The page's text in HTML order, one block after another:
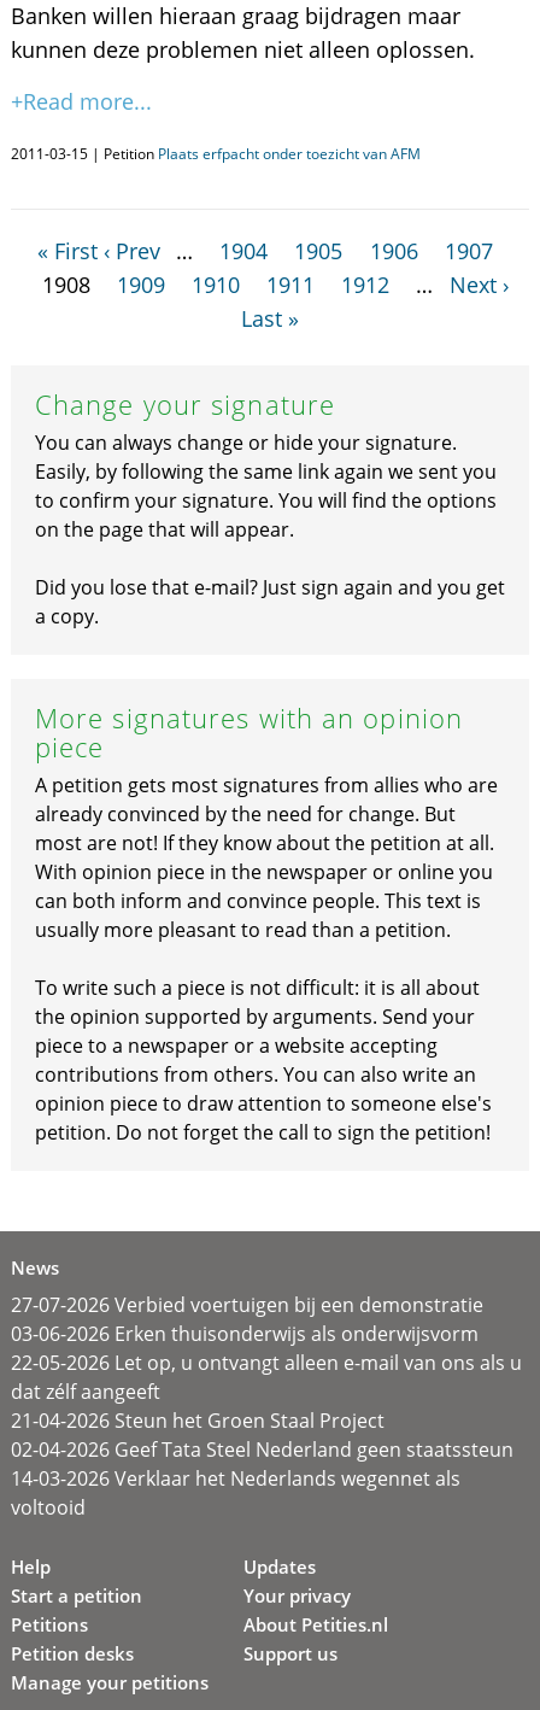
Banken willen hieraan graag bijdragen maar
kunnen deze problemen niet alleen oplossen.
+Read more...
2011-03-15 | Petition Plaats erfpacht onder toezicht van AFM
« First ‹ Prev … 1904 1905 1906
1907
1908
1909 1910 1911 1912 …
Next ›
Last »
Change your signature
You can always change or hide your signature.
Easily, by following the same link again we sent you
to confirm your signature. You will find the options
on the page that will appear.
Did you lose that e-mail? Just sign again and you get
a copy.
More signatures with an opinion
piece
A petition gets most signatures from allies who are
already convinced by the need for change. But
most are not! If they know about the petition at all.
With opinion piece in the newspaper or online you
can both inform and convince people. This text is
usually more pleasant to read than a petition.
To write such a piece is not difficult: it is all about
the opinion supported by arguments. Send your
piece to a newspaper or a website accepting
contributions from others. You can also write an
opinion piece to draw attention to someone else's
petition. Do not forget the call to sign the petition!
News
27-07-2026 Verbied voertuigen bij een demonstratie
03-06-2026 Erken thuisonderwijs als onderwijsvorm
22-05-2026 Let op, u ontvangt alleen e-mail van ons als u
dat zélf aangeeft
21-04-2026 Steun het Groen Staal Project
02-04-2026 Geef Tata Steel Nederland geen staatssteun
14-03-2026 Verklaar het Nederlands wegennet als
voltooid
Help
Start a petition
Petitions
Petition desks
Manage your petitions
Updates
Your privacy
About Petities.nl
Support us